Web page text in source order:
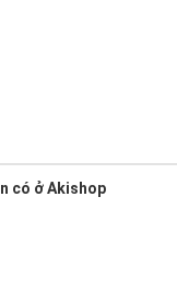
có ở Akishop